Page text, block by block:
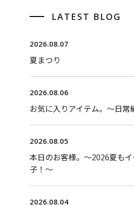
LATEST BLOG
2026.08.07
夏まつり
2026.08.06
お気に入りアイテム。〜日常
2026.08.05
本日のお客様。〜2026夏も
子！〜
2026.08.04